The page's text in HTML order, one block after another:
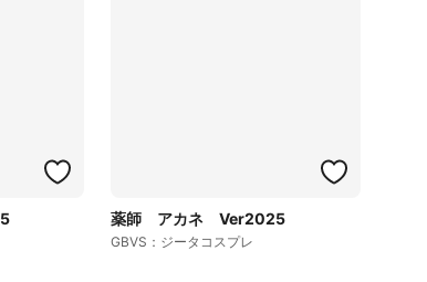
薬師 アカネ Ver2025
GBVS：ジータコスプレ